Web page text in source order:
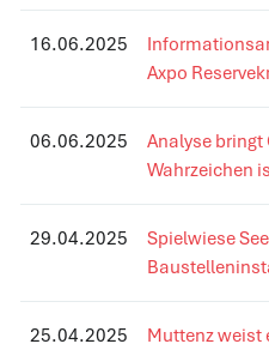
16.06.2025
Axpo
06.06.2025
Analyse bringt
Wahrzeichen
29.04.2025
Spielwiese
25.04.2025
Muttenz weist